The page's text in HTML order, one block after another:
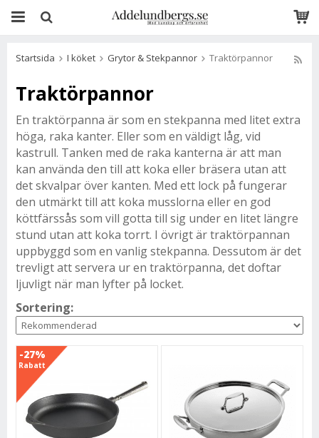
Startsida I köket Grytor & Stekpannor Traktörpannor
Traktörpannor
En traktörpanna är som en stekpanna med litet extra
höga, raka kanter. Eller som en väldigt låg, vid
kastrull. Tanken med de raka kanterna är att man
kan använda den till att koka eller bräsera utan att
det skvalpar över kanten. Med ett lock på fungerar
den utmärkt till att koka musslorna eller en god
köttfärssås som vill gotta till sig under en litet längre
stund utan att koka torrt. I övrigt är traktörpannan
uppbyggd som en vanlig stekpanna. Dessutom är det
trevligt att servera ur en traktörpanna, det doftar
ljuvligt när man lyfter på locket.
Sortering:
-27%
Rabatt